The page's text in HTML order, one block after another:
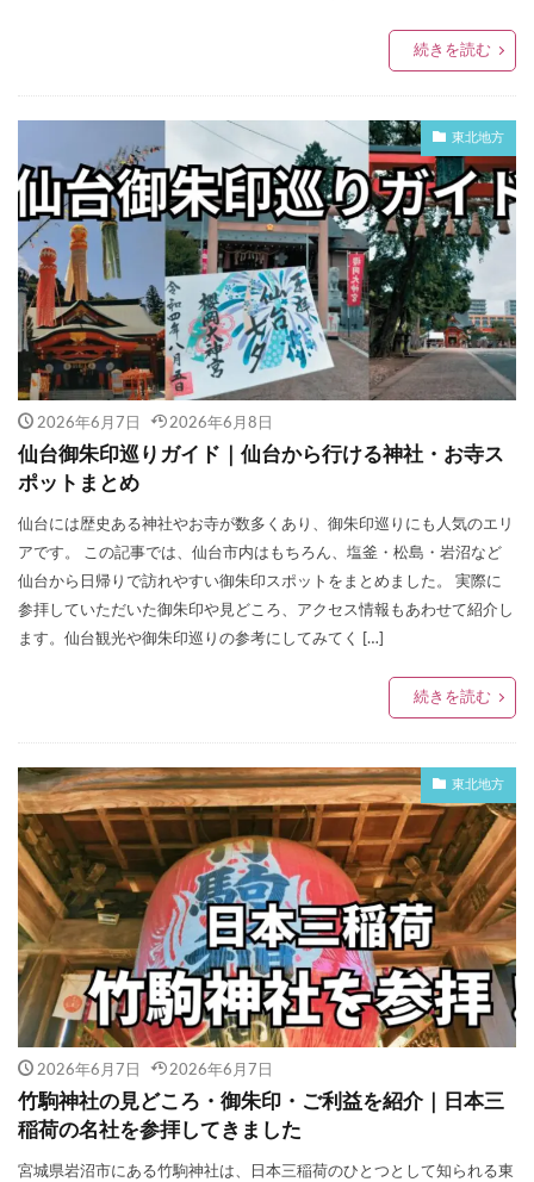
続きを読む
東北地方
2026年6月7日 2026年6月8日
仙台御朱印巡りガイド｜仙台から行ける神社・お寺ス
ポットまとめ
仙台には歴史ある神社やお寺が数多くあり、御朱印巡りにも人気のエリ
アです。 この記事では、仙台市内はもちろん、塩釜・松島・岩沼など
仙台から日帰りで訪れやすい御朱印スポットをまとめました。 実際に
参拝していただいた御朱印や見どころ、アクセス情報もあわせて紹介し
ます。仙台観光や御朱印巡りの参考にしてみてく […]
続きを読む
東北地方
2026年6月7日 2026年6月7日
竹駒神社の見どころ・御朱印・ご利益を紹介｜日本三
稲荷の名社を参拝してきました
宮城県岩沼市にある竹駒神社は、日本三稲荷のひとつとして知られる東